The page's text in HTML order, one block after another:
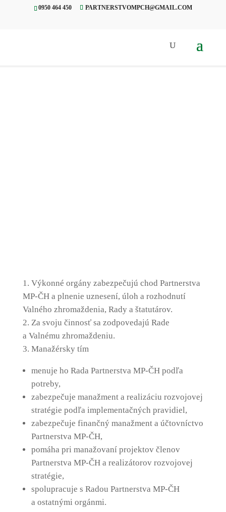
0950 464 450 PARTNERSTVOMPCH@GMAIL.COM
Výkonné orgány zabezpečujú chod Partnerstva
MP-ČH a plnenie uznesení, úloh a rozhodnutí
Valného zhromaždenia, Rady a štatutárov.
Za svoju činnosť sa zodpovedajú Rade
a Valnému zhromaždeniu.
Manažérsky tím
menuje ho Rada Partnerstva MP-ČH podľa
potreby,
zabezpečuje manažment a realizáciu rozvojovej
stratégie podľa implementačných pravidiel,
zabezpečuje finančný manažment a účtovníctvo
Partnerstva MP-ČH,
pomáha pri manažovaní projektov členov
Partnerstva MP-ČH a realizátorov rozvojovej
stratégie,
spolupracuje s Radou Partnerstva MP-ČH
a ostatnými orgánmi.